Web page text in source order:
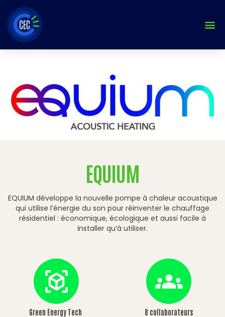
Aller
au
contenu
EQUIUM
EQUIUM développe la nouvelle pompe à chaleur acoustique
qui utilise l’énergie du son pour réinventer le chauffage
résidentiel : économique, écologique et aussi facile à
installer qu’à utiliser.
Green Energy Tech 8 collaborateurs